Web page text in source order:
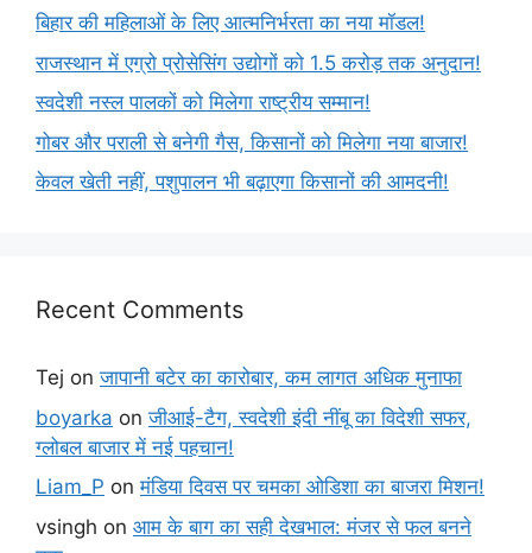
बिहार की महिलाओं के लिए आत्मनिर्भरता का नया मॉडल!
राजस्थान में एग्रो प्रोसेसिंग उद्योगों को 1.5 करोड़ तक अनुदान!
स्वदेशी नस्ल पालकों को मिलेगा राष्ट्रीय सम्मान!
गोबर और पराली से बनेगी गैस, किसानों को मिलेगा नया बाजार!
केवल खेती नहीं, पशुपालन भी बढ़ाएगा किसानों की आमदनी!
Recent Comments
Tej onजापानी बटेर का कारोबार, कम लागत अधिक मुनाफा
boyarka onजीआई-टैग, स्वदेशी इंदी नींबू का विदेशी सफर,
ग्लोबल बाजार में नई पहचान!
Liam_P onमंडिया दिवस पर चमका ओडिशा का बाजरा मिशन!
vsingh on आम के बाग का सही देखभाल: मंजर से फल बनने